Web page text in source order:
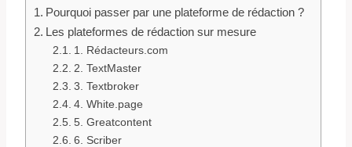
Pourquoi passer par une plateforme de rédaction ?
Les plateformes de rédaction sur mesure
1. Rédacteurs.com
2. TextMaster
3. Textbroker
4. White.page
5. Greatcontent
6. Scriber